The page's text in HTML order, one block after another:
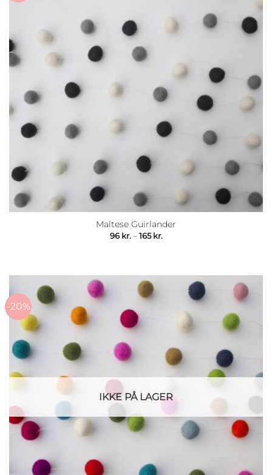
Maltese Guirlander
96 kr. – 165kr.
-20%
IKKE PÅ LAGER